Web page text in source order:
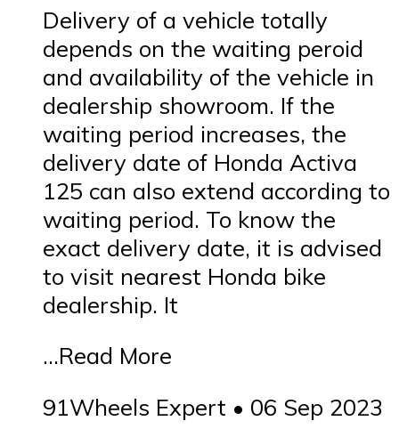
Delivery of a vehicle totally
depends on the waiting peroid
and availability of the vehicle in
dealership showroom. If the
waiting period increases, the
delivery date of Honda Activa
125 can also extend according to
waiting period. To know the
exact delivery date, it is advised
to visit nearest Honda bike
dealership. It
…Read More
91Wheels Expert • 06 Sep 2023